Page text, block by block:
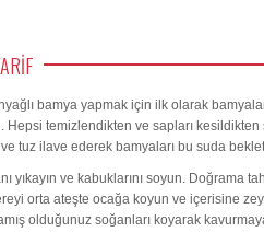
bamya yapmak için ilk olarak
Hepsi temizlendikten ve sapları
tuz ilave ederek bamyaları bu suda
yıkayın ve kabuklarını soyun. Doğrama
orta ateşte ocağa koyun ve içerisine
olduğunuz soğanları koyarak